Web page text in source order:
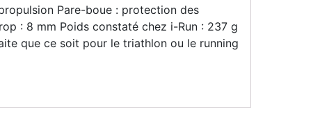
Pare-boue : protection des
: 8 mm Poids constaté chez i-Run : 237 g
que ce soit pour le triathlon ou le running